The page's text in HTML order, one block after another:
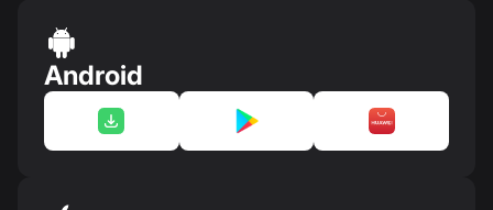
Android